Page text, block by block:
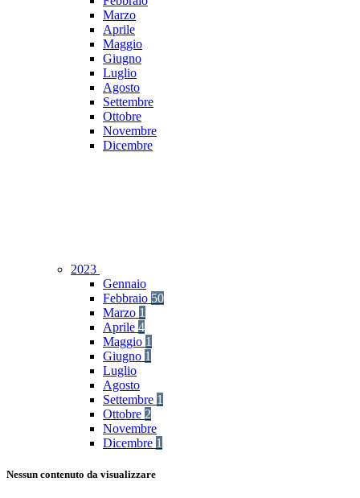
Marzo
Aprile
Maggio
Giugno
Luglio
Agosto
Settembre
Ottobre
Novembre
Dicembre
2023
Gennaio
Febbraio 50
Marzo 1
Aprile 4
Maggio 1
Giugno 1
Luglio
Agosto
Settembre 1
Ottobre 2
Novembre
Dicembre 1
Nessun contenuto da visualizzare